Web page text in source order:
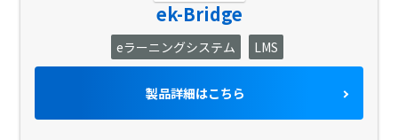
ek-Bridge
eラーニングシステム LMS
製品詳細はこちら